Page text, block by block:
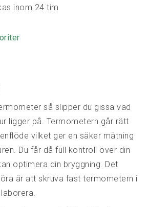
inom 24 tim
så slipper du gissa vad
ligger på. Termometern går rätt
vilket ger en säker mätning
Du får då full kontroll över din
optimera din bryggning. Det
är att skruva fast termometern i